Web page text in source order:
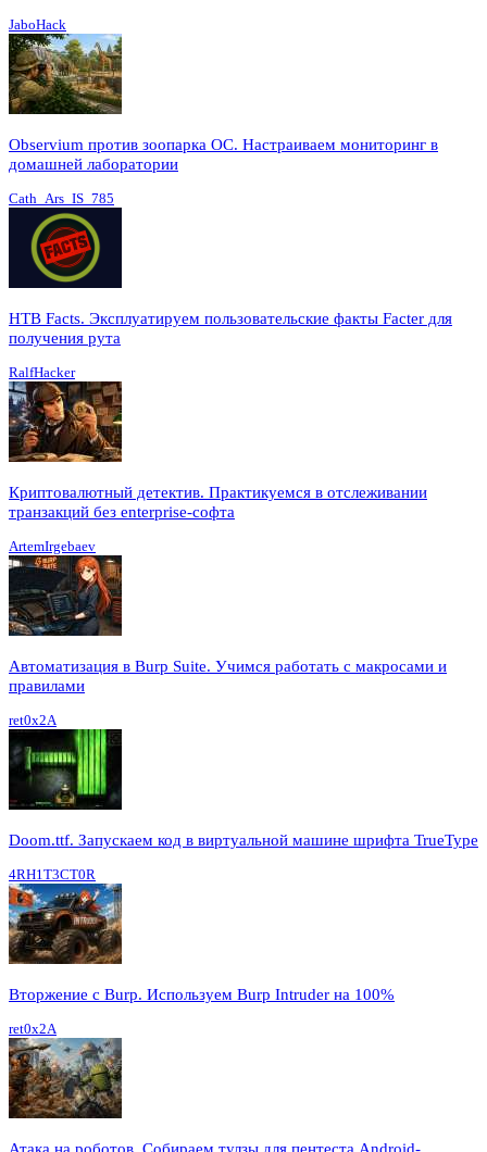
JaboHack
Observium против зоопарка ОС. Настраиваем мониторинг в
домашней лаборатории
Cath_Ars_IS_785
HTB Facts. Эксплуатируем пользовательские факты Facter для
получения рута
RalfHacker
Криптовалютный детектив. Практикуемся в отслеживании
транзакций без enterprise-софта
ArtemIrgebaev
Автоматизация в Burp Suite. Учимся работать с макросами и
правилами
ret0x2A
Doom.ttf. Запускаем код в виртуальной машине шрифта TrueType
4RH1T3CT0R
Вторжение с Burp. Используем Burp Intruder на 100%
ret0x2A